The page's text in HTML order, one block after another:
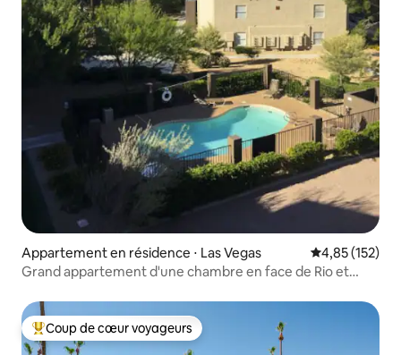
Appartement en résidence ⋅ Las Vegas Évaluation
4,85 (152)
Grand appartement d'une chambre en face de Rio et
Coups de cœur voyageurs les plus appréciés
Coup de cœur voyageurs